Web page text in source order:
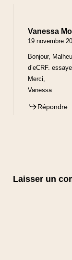
Vanessa
19 novembre
Bonjour,
d’eCRF.
Merci,
Vanessa
Répondre
Laisser un